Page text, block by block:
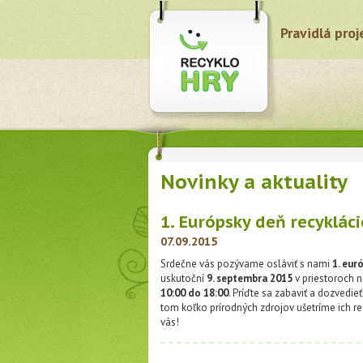
Pravidlá
Novinky a aktuality
1. Európsky deň
07.09.2015
Srdečne vás pozývame osláviť s nami 1.
uskutoční 9. septembra 2015v priestoroch
10:00 do 18:00. Príďte sa zabaviť a
tom koľko prírodných zdrojov ušetríme ich
vás!